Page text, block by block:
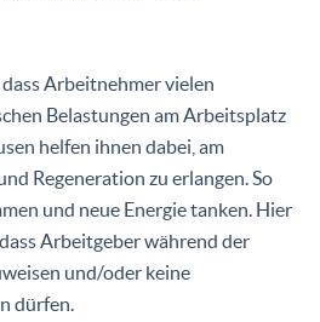
Arbeitnehmer vielen
Belastungen am Arbeitsplatz
helfen ihnen dabei, am
Regeneration zu erlangen. So
und neue Energie tanken. Hier
Arbeitgeber während der
und/oder keine
dürfen.